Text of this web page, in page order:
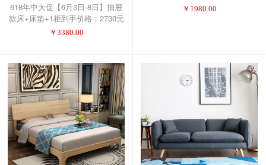
618年中大促【6月3日-8日】抽屉
款床+床垫+1柜到手价格：2730元
选择满减活动！
￥ 3380.00
￥ 1980.00